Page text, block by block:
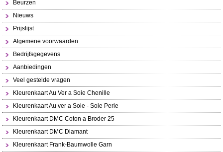
Beurzen
Nieuws
Prijslijst
Algemene voorwaarden
Bedrijfsgegevens
Aanbiedingen
Veel gestelde vragen
Kleurenkaart Au Ver a Soie Chenille
Kleurenkaart Au ver a Soie - Soie Perle
Kleurenkaart DMC Coton a Broder 25
Kleurenkaart DMC Diamant
Kleurenkaart Frank-Baumwolle Garn